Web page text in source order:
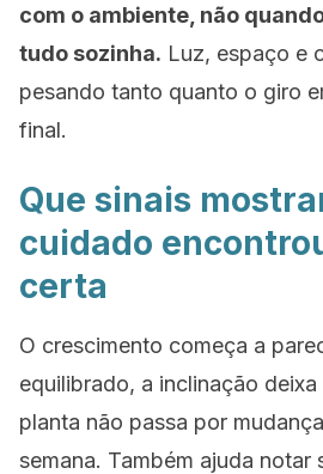
com o ambiente, não
tudo sozinha. Luz, espaço e
pesando tanto quanto o giro
final.
Que sinais
cuidado
certa
O crescimento começa a
equilibrado, a inclinação deixa
planta não passa por
semana. Também ajuda notar